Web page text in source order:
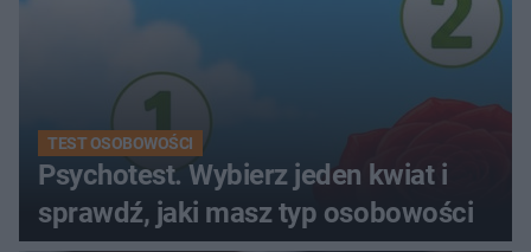
TEST OSOBOWOŚCI
Psychotest. Wybierz jeden kwiat i
sprawdź, jaki masz typ osobowości